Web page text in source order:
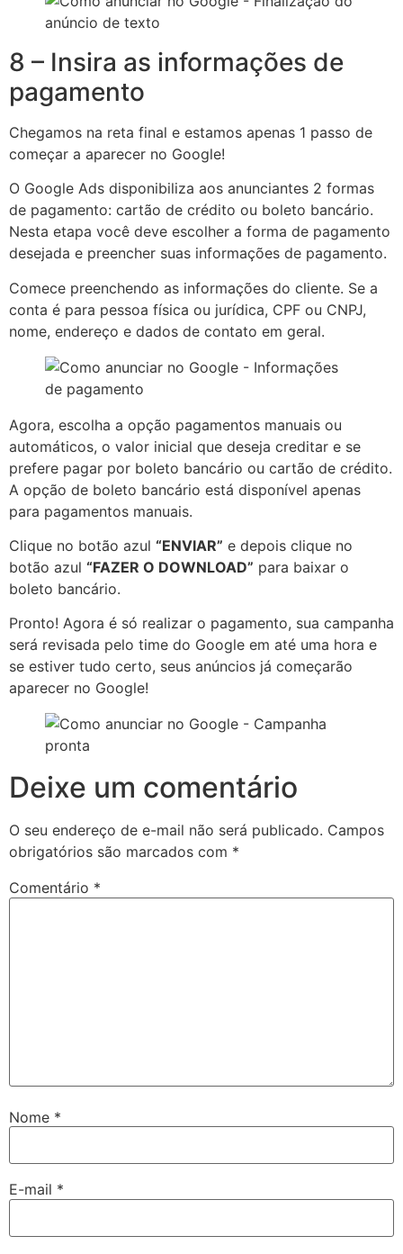
8 – Insira as informações de
pagamento
Chegamos na reta final e estamos apenas 1 passo de
começar a aparecer no Google!
O Google Ads disponibiliza aos anunciantes 2 formas
de pagamento: cartão de crédito ou boleto bancário.
Nesta etapa você deve escolher a forma de pagamento
desejada e preencher suas informações de pagamento.
Comece preenchendo as informações do cliente. Se a
conta é para pessoa física ou jurídica, CPF ou CNPJ,
nome, endereço e dados de contato em geral.
Agora, escolha a opção pagamentos manuais ou
automáticos, o valor inicial que deseja creditar e se
prefere pagar por boleto bancário ou cartão de crédito.
A opção de boleto bancário está disponível apenas
para pagamentos manuais.
Clique no botão azul “ENVIAR” e depois clique no
botão azul “FAZER O DOWNLOAD” para baixar o
boleto bancário.
Pronto! Agora é só realizar o pagamento, sua campanha
será revisada pelo time do Google em até uma hora e
se estiver tudo certo, seus anúncios já começarão
aparecer no Google!
Deixe um comentário
O seu endereço de e-mail não será publicado. Campos
obrigatórios são marcados com *
Comentário *
Nome *
E-mail *